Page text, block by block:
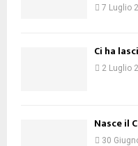
7 Luglio
Ci ha
2 Luglio
Nasce il
30